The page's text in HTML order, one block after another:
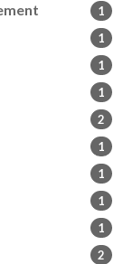
1
1
1
1
2
1
1
1
1
2